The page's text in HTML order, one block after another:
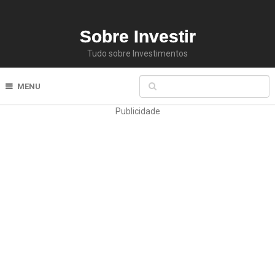
Sobre Investir
Tudo sobre Investimentos
MENU
Publicidade